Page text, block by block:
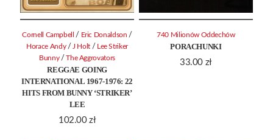
REGGAE GOING
INTERNATIONAL 1967-1976: 22
HITS FROM BUNNY ‘STRIKER’
LEE
102.00 zł
Cornell Campbell / Eric Donaldson /
Horace Andy /J Holt /
Lee Striker
Bunny /The Aggrovators
PORACHUNKI
33.00 zł
740 Milionów Oddechów